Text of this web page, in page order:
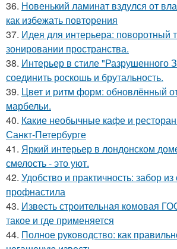
36. Новенький ламинат вздулся от
как избежать повторения
37. Идея для интерьера: поворотный
зонировании пространства.
38. Интерьер в стиле "Разрушенного
соединить роскошь и брутальность.
39. Цвет и ритм форм: обновлённый
марбельи.
40. Какие необычные кафе и
Санкт-Петербурге
41. Яркий интерьер в лондонском
смелость - это уют.
42. Удобство и практичность: забор
профнастила
43. Известь строительная комовая
такое и где применяется
44. Полное руководство: как